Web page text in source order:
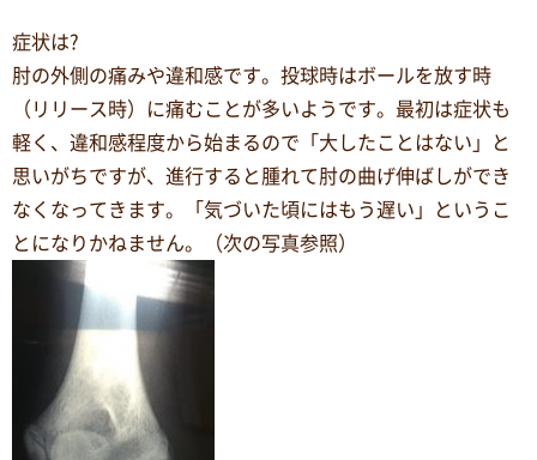
症状は?
肘の外側の痛みや違和感です。投球時はボールを放す時
（リリース時）に痛むことが多いようです。最初は症状も
軽く、違和感程度から始まるので「大したことはない」と
思いがちですが、進行すると腫れて肘の曲げ伸ばしができ
なくなってきます。「気づいた頃にはもう遅い」というこ
とになりかねません。（次の写真参照）